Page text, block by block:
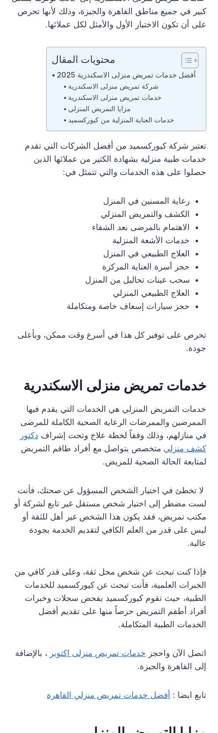
كبير في جميع مناطق القاهرة والجيزة، وذلك لأنها تحرص
على أن تكون الاختيار الأول والأمثل لكل عملائها.
محتويات المقال
أفضل خدمات تمريض منزلى الاسكندرية 2025
شركة تمريض منزلى الاسكندرية
خدمات تمريض منزلى الاسكندرية
مزايا التمريض المنزلي
خدمات العناية المنزلية من كيوركسميد
تعتبر شركة كيوركسميد من أفضل الشركات التي تقدم
خدمات طبية منزلية بشهادة الكثير من عملائها الذين
حصلوا على هذه الخدمات والتي تتمثل في:
رعاية المسنين في المنزل
الكشف والتمريض المنزلي
الاهتمام بالمرضى بعد الشفاء
خدمات الأشعة المنزلية
العلاج الطبيعي في المنزل
حجز أسرة العناية المركزة
سحب عينات تحاليل من المنزل
العلاج الطبيعي المنزلي
حجز سيارات إسعاف خاصة ومتكاملة
تحرص على توفير كل هذا في أسرع وقت ممكن، وبأعلى
جودة.
خدمات تمريض منزلى الاسكندرية
خدمات التمريض المنزلي هي الخدمات التي يقدم فيها
الممرضين والممرضات الرعاية الصحية الكاملة للمرضى
في منازلهم، وذلك وفقاً لخطة علاج وتحت إشراف دكتور
كشف منزلي متخصص يتواصل مع أفراد طاقم التمريض
لمتابعة الحالة الصحية للمريض.
لا تخطئ في اختيار الشخص المسؤول عن صحتك، فأنت
لست مضطر إلى اختيار شخص مستقل غير تابع لشركة أو
مكتب تمريض، فقد يكون هذا الشخص غير أهل للثقة أو
ليس على قدر من العلم الكافي لتقديم الخدمة بجودة
عالية.
فإذا كنت تبحث عن شخص محل ثقة، وعلى قدر كافي من
الخبرات العلمية، فأنت تبحث عن كيوركسميد للخدمات
الطبية، حيث تقوم كيوركسميد بفحص سجلات وخبرات
أفراد أطقم التمريض حرصاً منها على تقديم أفضل
الخدمات الطبية المتكاملة.
اتصل الآن واحجز خدمات تمريض منزلى اكتوبر ، بالإضافة
إلى القاهرة والجيزة.
تابع ايضا : أفضل خدمات تمريض منزلي القاهرة